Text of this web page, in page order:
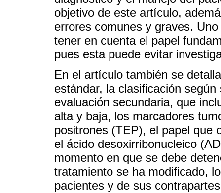
objetivo de este artículo,
errores comunes y graves.
tener en cuenta el papel
pues esta puede evitar
En el artículo también se
estándar, la clasificación
evaluación secundaria, que
alta y baja, los marcadores
positrones (TEP), el papel que
el ácido desoxirribonucleico
momento en que se debe
tratamiento se ha modificado,
pacientes y de sus